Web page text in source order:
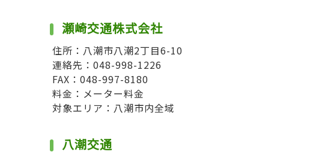
瀬崎交通株式会社
住所：八潮市八潮2丁目6-10
連絡先：048-998-1226
FAX：048-997-8180
料金：メーター料金
対象エリア：八潮市内全域
八潮交通